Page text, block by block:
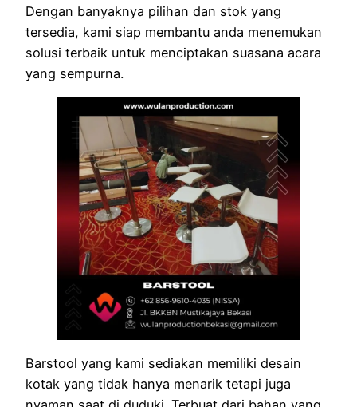
Dengan banyaknya pilihan dan stok yang
tersedia, kami siap membantu anda menemukan
solusi terbaik untuk menciptakan suasana acara
yang sempurna.
Barstool yang kami sediakan memiliki desain
kotak yang tidak hanya menarik tetapi juga